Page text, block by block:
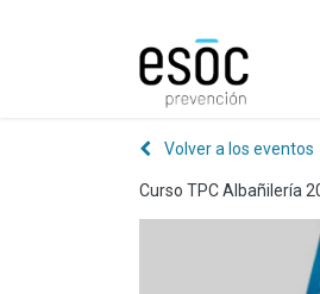
Volver a los eventos
Curso TPC Albañilería